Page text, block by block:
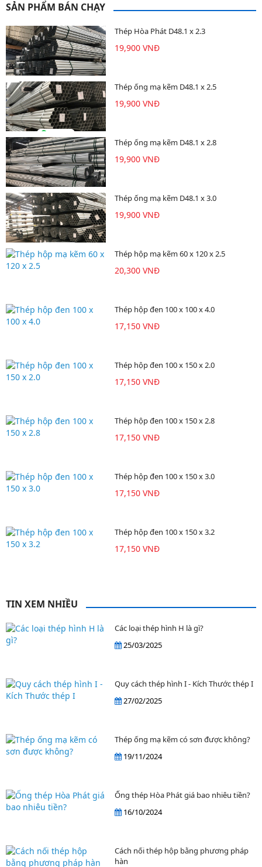
SẢN PHẨM BÁN CHẠY
Thép Hòa Phát D48.1 x 2.3
19,900 VNĐ
Thép ống mạ kẽm D48.1 x 2.5
19,900 VNĐ
Thép ống mạ kẽm D48.1 x 2.8
19,900 VNĐ
Thép ống mạ kẽm D48.1 x 3.0
19,900 VNĐ
Thép hộp mạ kẽm 60 x 120 x 2.5
20,300 VNĐ
Thép hộp đen 100 x 100 x 4.0
17,150 VNĐ
Thép hộp đen 100 x 150 x 2.0
17,150 VNĐ
Thép hộp đen 100 x 150 x 2.8
17,150 VNĐ
Thép hộp đen 100 x 150 x 3.0
17,150 VNĐ
Thép hộp đen 100 x 150 x 3.2
17,150 VNĐ
TIN XEM NHIỀU
Các loại thép hình H là gì?
25/03/2025
Quy cách thép hình I - Kích Thước thép I
27/02/2025
Thép ống mạ kẽm có sơn được không?
19/11/2024
Ống thép Hòa Phát giá bao nhiêu tiền?
16/10/2024
Cách nối thép hộp bằng phương pháp
hàn